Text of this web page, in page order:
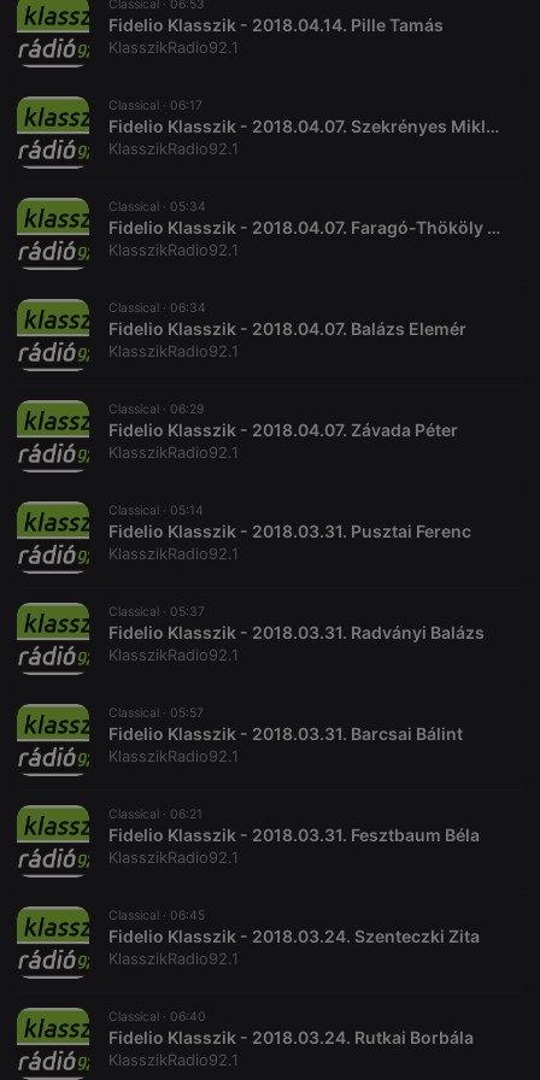
Classical · 06:53
Fidelio Klasszik - 2018.04.14. Pille Tamás
KlasszikRadio92.1
Classical · 06:17
Fidelio Klasszik - 2018.04.07. Szekrényes Miklós
KlasszikRadio92.1
Classical · 05:34
Fidelio Klasszik - 2018.04.07. Faragó-Thököly Márton
KlasszikRadio92.1
Classical · 06:34
Fidelio Klasszik - 2018.04.07. Balázs Elemér
KlasszikRadio92.1
Classical · 06:29
Fidelio Klasszik - 2018.04.07. Závada Péter
KlasszikRadio92.1
Classical · 05:14
Fidelio Klasszik - 2018.03.31. Pusztai Ferenc
KlasszikRadio92.1
Classical · 05:37
Fidelio Klasszik - 2018.03.31. Radványi Balázs
KlasszikRadio92.1
Classical · 05:57
Fidelio Klasszik - 2018.03.31. Barcsai Bálint
KlasszikRadio92.1
Classical · 06:21
Fidelio Klasszik - 2018.03.31. Fesztbaum Béla
KlasszikRadio92.1
Classical · 06:45
Fidelio Klasszik - 2018.03.24. Szenteczki Zita
KlasszikRadio92.1
Classical · 06:40
Fidelio Klasszik - 2018.03.24. Rutkai Borbála
KlasszikRadio92.1